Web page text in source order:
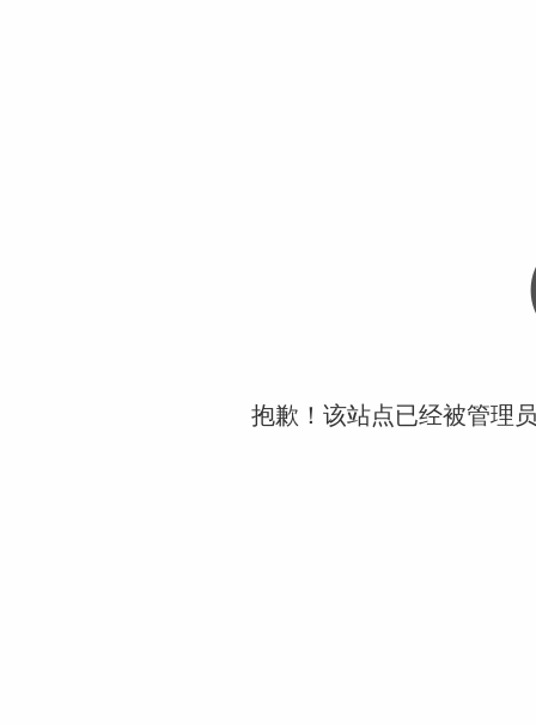
抱歉！该站点已经被管理